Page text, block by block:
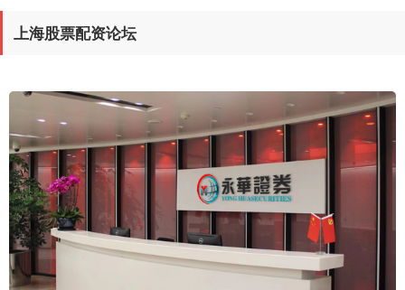
上海股票配资论坛